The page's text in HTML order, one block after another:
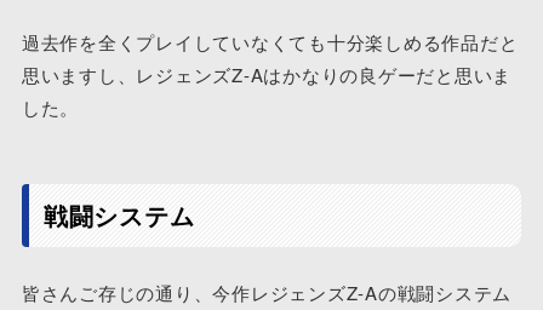
過去作を全くプレイしていなくても十分楽しめる作品だと
思いますし、レジェンズZ-Aはかなりの良ゲーだと思いま
した。
戦闘システム
皆さんご存じの通り、今作レジェンズZ-Aの戦闘システム